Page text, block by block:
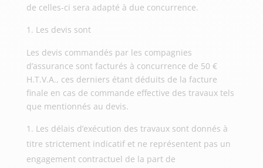
de celles-ci sera adapté à due concurrence.
Les devis sont
Les devis commandés par les compagnies
d’assurance sont facturés à concurrence de 50 €
H.T.V.A., ces derniers étant déduits de la facture
finale en cas de commande effective des travaux tels
que mentionnés au devis.
Les délais d’exécution des travaux sont donnés à
titre strictement indicatif et ne représentent pas un
engagement contractuel de la part de